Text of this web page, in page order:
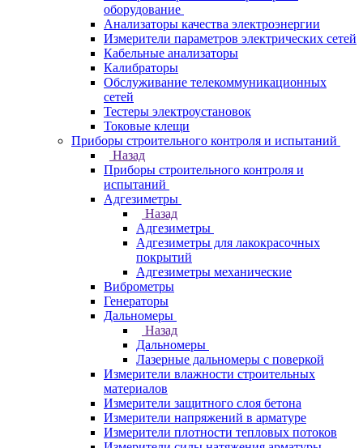
оборудование
Анализаторы качества электроэнергии
Измерители параметров электрических сетей
Кабельные анализаторы
Калибраторы
Обслуживание телекоммуникационных
сетей
Тестеры электроустановок
Токовые клещи
Приборы строительного контроля и испытаний
Назад
Приборы строительного контроля и
испытаний
Адгезиметры
Назад
Адгезиметры
Адгезиметры для лакокрасочных
покрытий
Адгезиметры механические
Виброметры
Генераторы
Дальномеры
Назад
Дальномеры
Лазерные дальномеры с поверкой
Измерители влажности строительных
материалов
Измерители защитного слоя бетона
Измерители напряжений в арматуре
Измерители плотности тепловых потоков